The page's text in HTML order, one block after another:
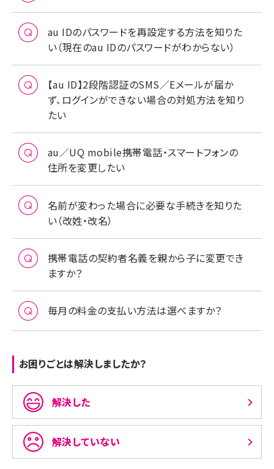
au IDのパスワードを再設定する方法を知りた
い（現在のau IDのパスワードがわからない）
【au ID】2段階認証のSMS／Eメールが届か
ず、ログインができない場合の対処方法を知り
たい
au／UQ mobile携帯電話・スマートフォンの
住所を変更したい
名前が変わった場合に必要な手続きを知りた
い（改姓・改名）
携帯電話の契約者名義を親から子に変更でき
ますか？
毎月の料金の支払い方法は選べますか？
お困りごとは解決しましたか？
解決した
解決していない